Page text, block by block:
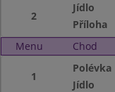
2
Jídlo
Příloha
Menu
Chod
1
Polévka
Jídlo